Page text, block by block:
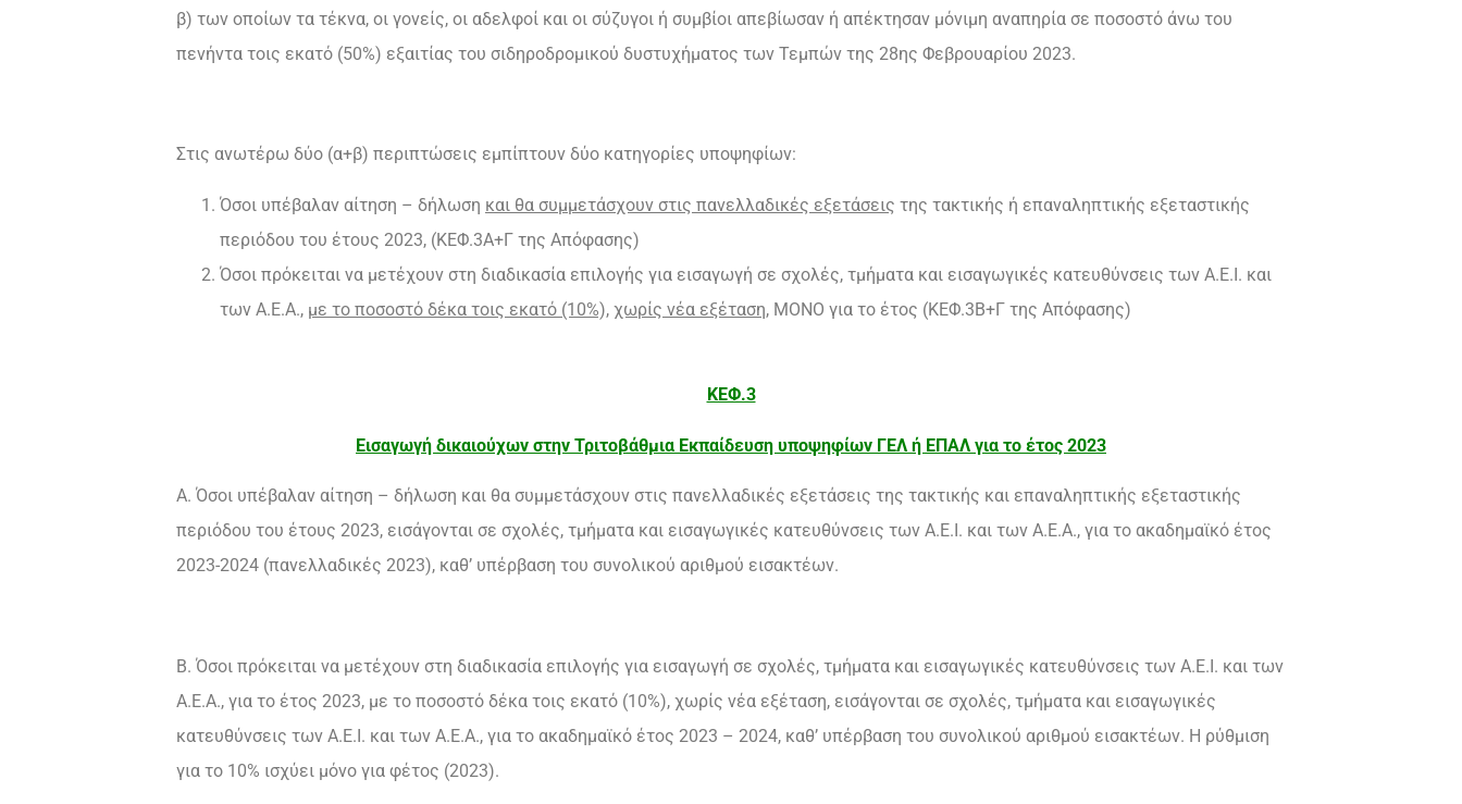
β) των οποίων τα τέκνα, οι γονείς, οι αδελφοί και οι σύζυγοι ή συμβίοι απεβίωσαν ή απέκτησαν μόνιμη αναπηρία σε ποσοστό άνω του
πενήντα τοις εκατό (50%) εξαιτίας του σιδηροδρομικού δυστυχήματος των Τεμπών της 28ης Φεβρουαρίου 2023.
Στις ανωτέρω δύο (α+β) περιπτώσεις εμπίπτουν δύο κατηγορίες υποψηφίων:
Όσοι υπέβαλαν αίτηση – δήλωση και θα συμμετάσχουν στις πανελλαδικές εξετάσεις της τακτικής ή επαναληπτικής εξεταστικής
περιόδου του έτους 2023, (ΚΕΦ.3Α+Γ της Απόφασης)
Όσοι πρόκειται να μετέχουν στη διαδικασία επιλογής για εισαγωγή σε σχολές, τμήματα και εισαγωγικές κατευθύνσεις των Α.Ε.Ι. και
των Α.Ε.Α., με το ποσοστό δέκα τοις εκατό (10%), χωρίς νέα εξέταση, ΜΟΝΟ για το έτος (ΚΕΦ.3Β+Γ της Απόφασης)
ΚΕΦ.3
Εισαγωγή δικαιούχων στην Τριτοβάθμια Εκπαίδευση υποψηφίων ΓΕΛ ή ΕΠΑΛ για το έτος 2023
Α. Όσοι υπέβαλαν αίτηση – δήλωση και θα συμμετάσχουν στις πανελλαδικές εξετάσεις της τακτικής και επαναληπτικής εξεταστικής
περιόδου του έτους 2023, εισάγονται σε σχολές, τμήματα και εισαγωγικές κατευθύνσεις των Α.Ε.Ι. και των Α.Ε.Α., για το ακαδημαϊκό έτος
2023-2024 (πανελλαδικές 2023), καθ’ υπέρβαση του συνολικού αριθμού εισακτέων.
Β. Όσοι πρόκειται να μετέχουν στη διαδικασία επιλογής για εισαγωγή σε σχολές, τμήματα και εισαγωγικές κατευθύνσεις των Α.Ε.Ι. και των
Α.Ε.Α., για το έτος 2023, με το ποσοστό δέκα τοις εκατό (10%), χωρίς νέα εξέταση, εισάγονται σε σχολές, τμήματα και εισαγωγικές
κατευθύνσεις των Α.Ε.Ι. και των Α.Ε.Α., για το ακαδημαϊκό έτος 2023 – 2024, καθ’ υπέρβαση του συνολικού αριθμού εισακτέων. Η ρύθμιση
για το 10% ισχύει μόνο για φέτος (2023).